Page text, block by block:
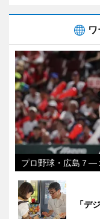
プロ野球・広島７―
「デ